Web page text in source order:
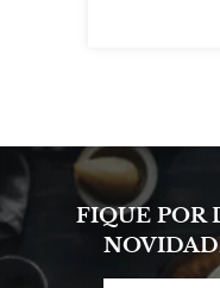
FIQUE POR